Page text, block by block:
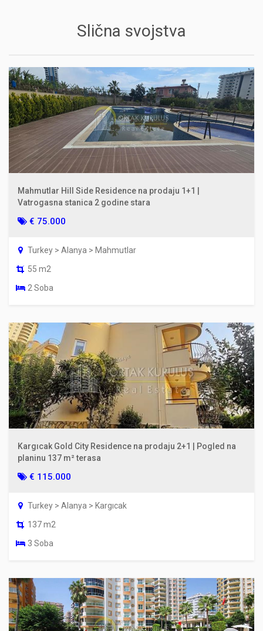
Slična svojstva
Mahmutlar Hill Side Residence na prodaju 1+1 |
Vatrogasna stanica 2 godine stara
€ 75.000
Turkey > Alanya > Mahmutlar
55 m2
2 Soba
Kargıcak Gold City Residence na prodaju 2+1 | Pogled na
planinu 137 m² terasa
€ 115.000
Turkey > Alanya > Kargıcak
137 m2
3 Soba